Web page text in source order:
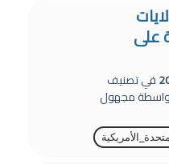
على
في تصنيف
مجهول